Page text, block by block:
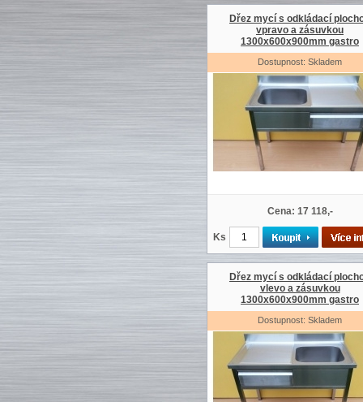
Dřez mycí s odkládací
vpravo a zásuvkou
1300x600x900mm gastro
Dostupnost: Skladem
Cena: 17 118,-
Ks
Dřez mycí s odkládací
vlevo a zásuvkou
1300x600x900mm gastro
Dostupnost: Skladem